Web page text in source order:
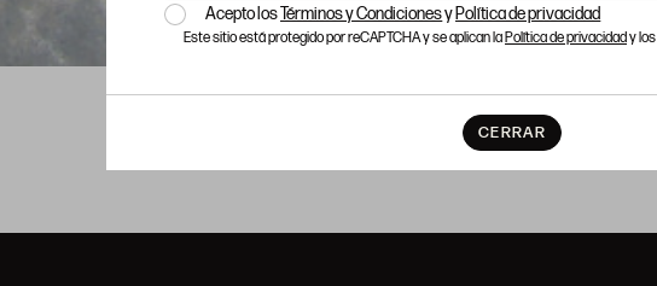
Acepto losTérminos y Condicionesy Política de privacidad
Este sitio está protegido por reCAPTCHA y se aplican laPolítica de privacidady los
CERRAR